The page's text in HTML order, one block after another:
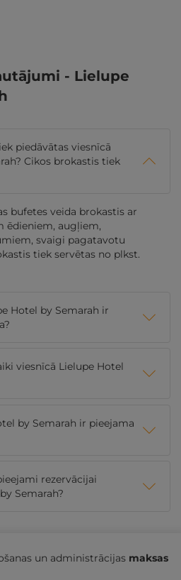
- Lielupe
piedāvātas viesnīcā
Cikos brokastis tiek
bufetes veida brokastis ar
ēdieniem, augļiem,
svaigi pagatavotu
tiek servētas no plkst.
Hotel by Semarah ir
viesnīcā Lielupe Hotel
by Semarah ir pieejama
rezervācijai
Semarah?
un administrācijas maksas